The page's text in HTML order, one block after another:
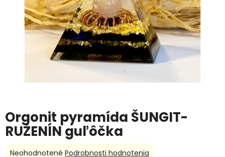
Orgonit pyramída ŠUNGIT-
RUŽENÍN guľôčka
Priemerné
Neohodnotené Podrobnosti hodnotenia